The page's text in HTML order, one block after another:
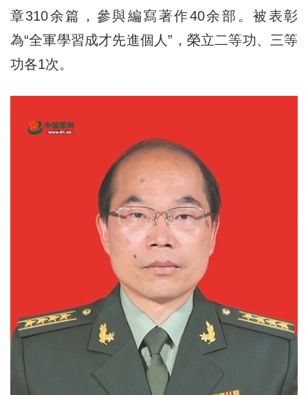
章310余篇，參與編寫著作40余部。被表彰
為“全軍學習成才先進個人”，榮立二等功、三等
功各1次。